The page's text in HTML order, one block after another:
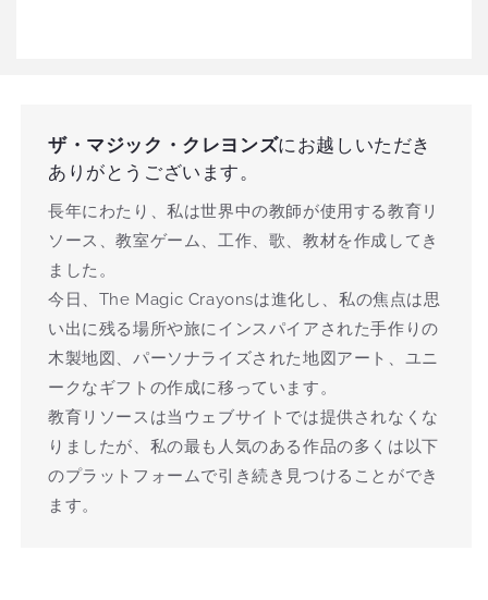
ザ・マジック・クレヨンズにお越しいただき
ありがとうございます。
長年にわたり、私は世界中の教師が使用する教育リ
ソース、教室ゲーム、工作、歌、教材を作成してき
ました。
今日、The Magic Crayonsは進化し、私の焦点は思
い出に残る場所や旅にインスパイアされた手作りの
木製地図、パーソナライズされた地図アート、ユニ
ークなギフトの作成に移っています。
教育リソースは当ウェブサイトでは提供されなくな
りましたが、私の最も人気のある作品の多くは以下
のプラットフォームで引き続き見つけることができ
ます。